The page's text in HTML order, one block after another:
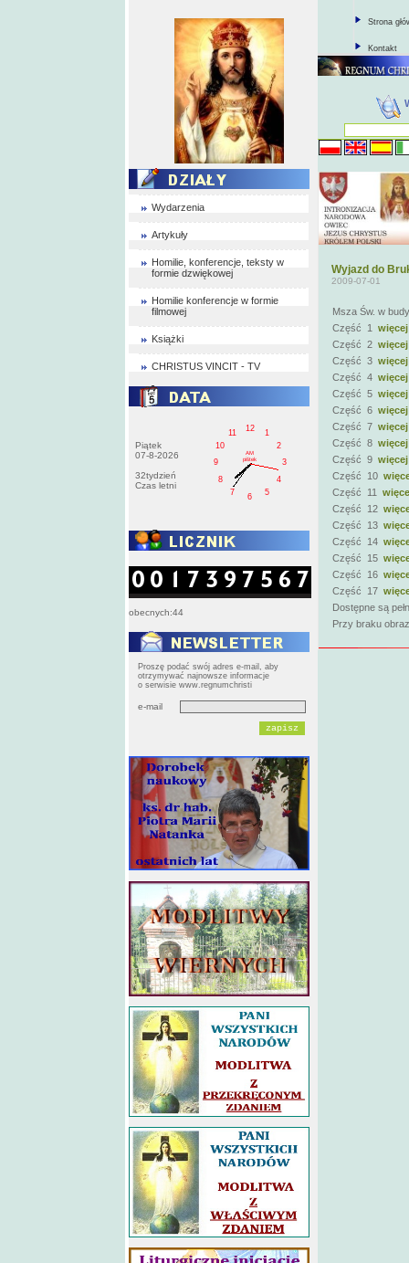
Wydarzenia
Artykuły
Homilie, konferencje, teksty w
formie dzwiękowej
Homilie konferencje w formie
filmowej
Książki
CHRISTUS VINCIT - TV
Piątek
07-8-2026
32tydzień
Czas letni
1
2
3
4
5
6
7
8
9
10
11
12
AM
pištek
obecnych:44
Proszę podać swój adres e-mail, aby
otrzymywać najnowsze informacje
o serwisie www.regnumchristi
e-mail
Strona
Kontakt
Wyjazd do
2009-07-01
Msza Św. w
Część 1 więcej
Część 2 więcej
Część 3 więcej
Część 4 więcej
Część 5 więcej
Część 6 więcej
Część 7 więcej
Część 8 więcej
Część 9 więcej
Część 10
Część 11
Część 12
Część 13
Część 14
Część 15
Część 16
Część 17
Dostępne są
Przy braku